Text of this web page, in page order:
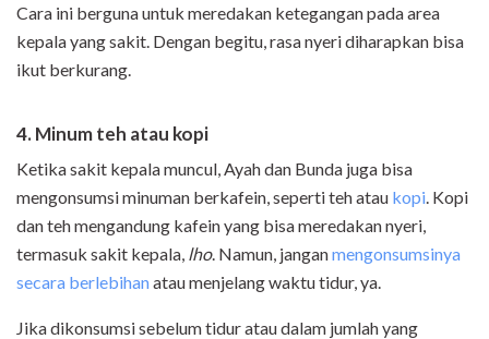
Cara ini berguna untuk meredakan ketegangan pada area
kepala yang sakit. Dengan begitu, rasa nyeri diharapkan bisa
ikut berkurang.
4. Minum teh atau kopi
Ketika sakit kepala muncul, Ayah dan Bunda juga bisa
mengonsumsi minuman berkafein, seperti teh atau kopi . Kopi
dan teh mengandung kafein yang bisa meredakan nyeri,
termasuk sakit kepala, lho. Namun, janganmengonsumsinya
secara berlebihanatau menjelang waktu tidur, ya.
Jika dikonsumsi sebelum tidur atau dalam jumlah yang